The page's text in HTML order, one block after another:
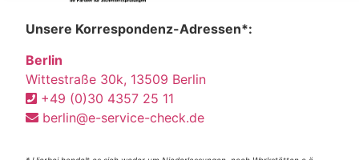
Unsere Korrespondenz-Adressen*:
Berlin
Wittestraße 30k, 13509 Berlin
+49 (0)30 4357 25 11
berlin@e-service-check.de